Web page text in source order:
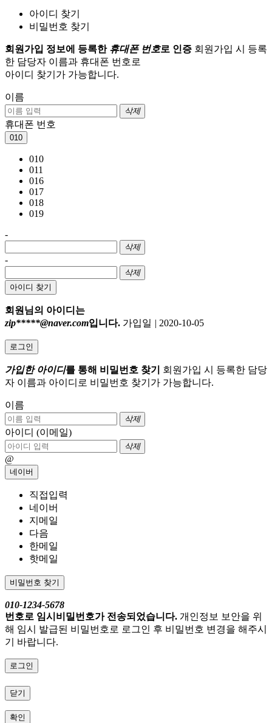
아이디 찾기
비밀번호 찾기
회원가입 정보에 등록한 휴대폰 번호로 인증 회원가입 시 등록
한 담당자 이름과 휴대폰 번호로
아이디 찾기가 가능합니다.
이름
삭제
휴대폰 번호
010
010
011
016
017
018
019
-
삭제
-
삭제
아이디 찾기
회원님의 아이디는
zip*****@naver.com입니다. 가입일 | 2020-10-05
로그인
가입한 아이디를 통해 비밀번호 찾기
회원가입 시 등록한 담당
자 이름과 아이디로 비밀번호 찾기가 가능합니다.
이름
삭제
아이디 (이메일)
삭제
@
네이버
직접입력
네이버
지메일
다음
한메일
핫메일
비밀번호 찾기
010-1234-5678
번호로 임시비밀번호가 전송되었습니다. 개인정보 보안을 위
해 임시 발급된 비밀번호로 로그인 후 비밀번호 변경을 해주시
기 바랍니다.
로그인
닫기
확인